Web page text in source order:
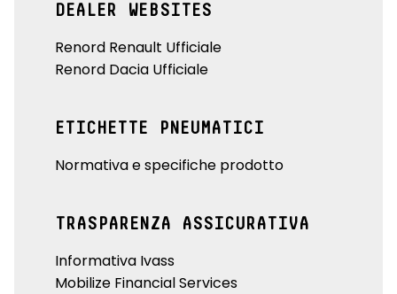
DEALER WEBSITES
Renord Renault Ufficiale
Renord Dacia Ufficiale
ETICHETTE PNEUMATICI
Normativa e specifiche prodotto
TRASPARENZA ASSICURATIVA
Informativa Ivass
Mobilize Financial Services